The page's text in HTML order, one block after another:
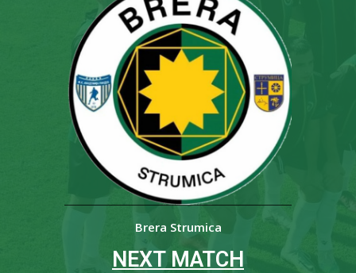
Brera Strumica
NEXT MATCH